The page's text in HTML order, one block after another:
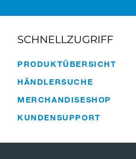
SCHNELLZUGRIFF
PRODUKT­ÜBERSICHT
HÄNDLER­­SUCHE
MERCHANDISE­­SHOP
KUNDEN­­SUPPORT